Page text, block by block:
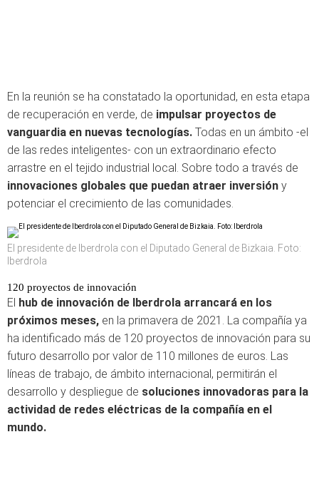
En la reunión se ha constatado la oportunidad, en esta etapa
de recuperación en verde, de impulsar proyectos de
vanguardia en nuevas tecnologías. Todas en un ámbito -el
de las redes inteligentes- con un extraordinario efecto
arrastre en el tejido industrial local. Sobre todo a través de
innovaciones globales que puedan atraer inversión y
potenciar el crecimiento de las comunidades.
El presidente de Iberdrola con el Diputado General de Bizkaia. Foto:
Iberdrola
120 proyectos de innovación
El hub de innovación de Iberdrola arrancará en los
próximos meses, en la primavera de 2021. La compañía ya
ha identificado más de 120 proyectos de innovación para su
futuro desarrollo por valor de 110 millones de euros. Las
líneas de trabajo, de ámbito internacional, permitirán el
desarrollo y despliegue de soluciones innovadoras para la
actividad de redes eléctricas de la compañía en el
mundo.